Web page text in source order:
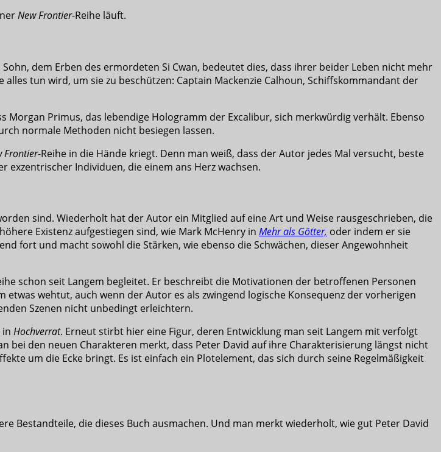
New Frontier-Reihe läuft.
dem Erben des ermordeten Si Cwan, bedeutet dies, dass ihrer beider Leben nicht mehr
tun wird, um sie zu beschützen: Captain Mackenzie Calhoun, Schiffskommandant der
Primus, das lebendige Hologramm der Excalibur, sich merkwürdig verhält. Ebenso
normale Methoden nicht besiegen lassen.
Frontier-Reihe in die Hände kriegt. Denn man weiß, dass der Autor jedes Mal versucht, beste
Individuen, die einem ans Herz wachsen.
sind. Wiederholt hat der Autor ein Mitglied auf eine Art und Weise rausgeschrieben, die
Existenz aufgestiegen sind, wie Mark McHenry in Mehr als Götter, oder indem er sie
fort und macht sowohl die Stärken, wie ebenso die Schwächen, dieser Angewohnheit
schon seit Langem begleitet. Er beschreibt die Motivationen der betroffenen Personen
etwas wehtut, auch wenn der Autor es als zwingend logische Konsequenz der vorherigen
Szenen nicht unbedingt erleichtern.
in Hochverrat. Erneut stirbt hier eine Figur, deren Entwicklung man seit Langem mit verfolgt
bei den neuen Charakteren merkt, dass Peter David auf ihre Charakterisierung längst nicht
um die Ecke bringt. Es ist einfach ein Plotelement, das sich durch seine Regelmäßigkeit
Bestandteile, die dieses Buch ausmachen. Und man merkt wiederholt, wie gut Peter David